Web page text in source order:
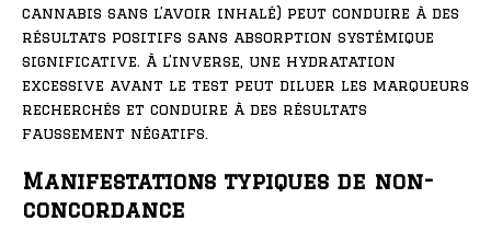
cannabis sans l’avoir inhalé) peut conduire à des
résultats positifs sans absorption systémique
significative. À l’inverse, une hydratation
excessive avant le test peut diluer les marqueurs
recherchés et conduire à des résultats
faussement négatifs.
Manifestations typiques de non-
concordance